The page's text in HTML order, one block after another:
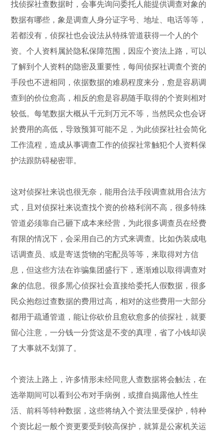
找侦探社查数据时，会事先询问委托人能提供调查对象的
数据有哪些，象是调查人身分证字号、地址、电话等等，
若都没有，侦探社也会设法从特殊管道获得一个人的个
资。个人资料属於隐私保障范围，因应个资法上路，可以
了解到个人资料的隐密及重要性，每间侦探社调查个资的
手段也不进相同，依据数据的难易程度来分，愈是容易调
查到的价位愈高，相反的愈是容易随手取得的个资则相对
较低。每笔数据大概从千元到万元不等，当然民众也会讶
於费用的高低，导致预算可能不足，为此侦探社社会简化
工作流程，造成从事调查工作的侦探社常触犯个人资料保
护法跟防碍秘密罪。
这对侦探社来说也很无奈，能用合法手段调查就用合法方
式，且对侦探社来说查找个资的价格利润不高，很多特殊
管道必须靠自己砸下成本来经营，为此很多调查员在经费
有限的情况下，会采用自己的方式来调查。比如伪装成电
话调查员、或是寄送货物的宅配员等等，来取得对方信
息，但这些方法在诈骗集团盛行下，逐渐难以取得调查对
象的信息。很多黑心侦探社会直接给委托人假数据，很多
民众抱怨过查数据的费用过高，相对的这些费用一大部分
都用于疏通管道，能让你砍价且愈砍愈多的侦探社，就要
留心注意，一分钱一分货这是不变的真理，省了小钱却误
了大事就不划算了。
个资法上路上，许多情形未经同意人查数据将会触法，在
选举期间可以看到公布对手病例，或擅自揭露他人性生
活、前科等特种数据，这些将纳入个资法里受保护，特种
个资比起一般个资更要受到较高保护，就算是公家机关运